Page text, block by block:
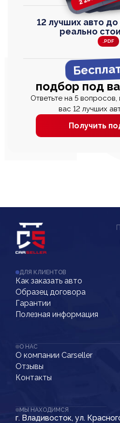
12 лучших авто
реально
.PDF
подбор под
Ответьте на 5
вас 12 лучших
Получить
ДЛЯ КЛИЕНТОВ
Как заказать авто
Образец договора
Гарантии
Полезная информация
О НАС
О компании Carseller
Отзывы
Контакты
МЫ НАХОДИМСЯ
г. Владивосток, ул.